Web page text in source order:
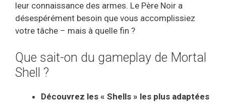
leur connaissance des armes. Le Père Noir a
désespérément besoin que vous accomplissiez
votre tâche – mais à quelle fin ?
Que sait-on du gameplay de Mortal
Shell ?
Découvrez les « Shells » les plus adaptées